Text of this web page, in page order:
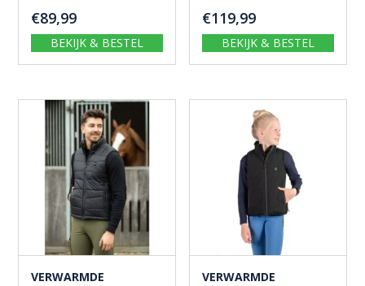
€89,99
BEKIJK & BESTEL
€119,99
BEKIJK & BESTEL
VERWARMDE
VERWARMDE